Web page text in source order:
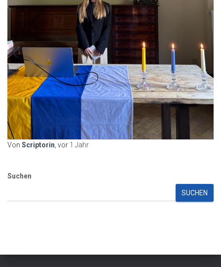
Von Scriptorin , vor 1 Jahr
Suchen
SUCHEN